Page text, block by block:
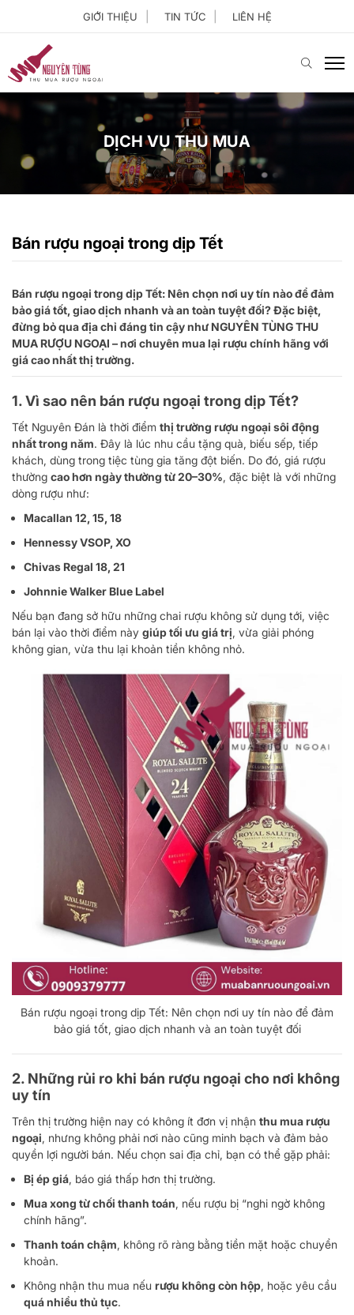
GIỚI THIỆU TIN TỨC LIÊN HỆ
DỊCH VỤ THU MUA
Bán rượu ngoại trong dịp Tết
Bán rượu ngoại trong dịp Tết: Nên chọn nơi uy tín nào để đảm
bảo giá tốt, giao dịch nhanh và an toàn tuyệt đối? Đặc biệt,
đừng bỏ qua địa chỉ đáng tin cậy như NGUYÊN TÙNG THU
MUA RƯỢU NGOẠI – nơi chuyên mua lại rượu chính hãng với
giá cao nhất thị trường.
1. Vì sao nên bán rượu ngoại trong dịp Tết?
Tết Nguyên Đán là thời điểm thị trường rượu ngoại sôi động
nhất trong năm. Đây là lúc nhu cầu tặng quà, biếu sếp, tiếp
khách, dùng trong tiệc tùng gia tăng đột biến. Do đó, giá rượu
thường cao hơn ngày thường từ 20–30%, đặc biệt là với những
dòng rượu như:
Macallan 12, 15, 18
Hennessy VSOP, XO
Chivas Regal 18, 21
Johnnie Walker Blue Label
Nếu bạn đang sở hữu những chai rượu không sử dụng tới, việc
bán lại vào thời điểm này giúp tối ưu giá trị, vừa giải phóng
không gian, vừa thu lại khoản tiền không nhỏ.
Bán rượu ngoại trong dịp Tết: Nên chọn nơi uy tín nào để đảm
bảo giá tốt, giao dịch nhanh và an toàn tuyệt đối
2. Những rủi ro khi bán rượu ngoại cho nơi không
uy tín
Trên thị trường hiện nay có không ít đơn vị nhận thu mua rượu
ngoại, nhưng không phải nơi nào cũng minh bạch và đảm bảo
quyền lợi người bán. Nếu chọn sai địa chỉ, bạn có thể gặp phải:
Bị ép giá, báo giá thấp hơn thị trường.
Mua xong từ chối thanh toán, nếu rượu bị “nghi ngờ không
chính hãng”.
Thanh toán chậm, không rõ ràng bằng tiền mặt hoặc chuyển
khoản.
Không nhận thu mua nếu rượu không còn hộp, hoặc yêu cầu
quá nhiều thủ tục.